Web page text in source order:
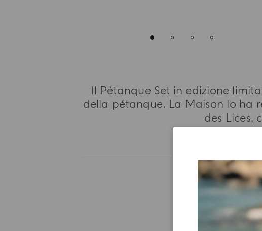
Il Pétanque Set in edizione
della pétanque. La Maison lo ha
des Lices,